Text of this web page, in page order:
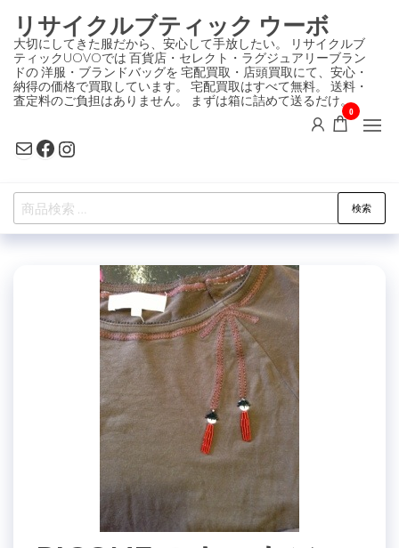
ン
テ
ン
ツ
プ
リサイクルブティック ウーボ
大切にしてきた服だから、安心して手放したい。 リサイクルブ
ティックUOVOでは 百貨店・セレクト・ラグジュアリーブラン
ドの 洋服・ブランドバッグを 宅配買取・店頭買取にて、安心・
納得の価格で買取しています。 宅配買取はすべて無料。 送料・
査定料のご負担はありません。 まずは箱に詰めて送るだけ。
MailFacebook
Instagram
0
検
索
検索